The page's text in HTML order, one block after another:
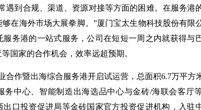
遇到合规、渠道、资源对接等方面的困难。在服务港
在海外市场大展拳脚。”厦门宝太生物科技股份有限
务港的一站式服务，公司在短短一周之内就获得与
国家的合作机会，效率远超预期。
合作暨出海综合服务港开启试运营，总面积6.7万平方
务中心、智能制造出海选品中心与金砖/海联会客厅
口投资促进局等金砖国家官方投资促进机构，入驻